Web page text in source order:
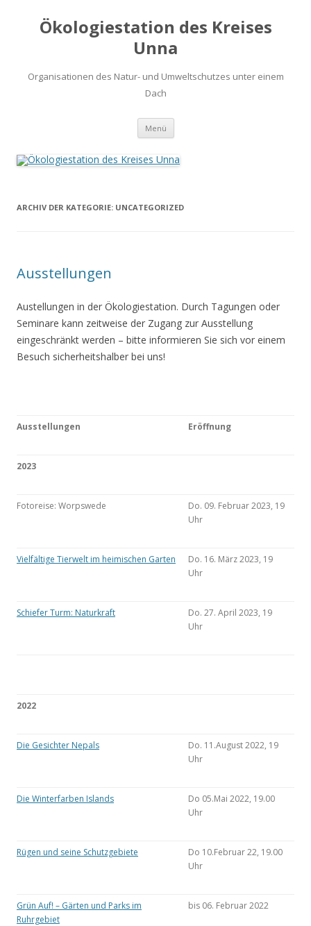
Ökologiestation des Kreises
Unna
Organisationen des Natur- und Umweltschutzes unter einem
Dach
Menü Zum
springen
ARCHIV DER KATEGORIE: UNCATEGORIZED
Ausstellungen
Austellungen in der Ökologiestation. Durch Tagungen oder
Seminare kann zeitweise der Zugang zur Ausstellung
eingeschränkt werden – bitte informieren Sie sich vor einem
Besuch sicherheitshalber bei uns!
Ausstellungen Eröffnung
2023
Fotoreise: Worpswede
Do. 09. Februar 2023, 19
Uhr
Vielfältige Tierwelt im heimischen Garten
Do. 16. März 2023, 19
Uhr
Schiefer Turm: Naturkraft
Do. 27. April 2023, 19
Uhr
2022
Die Gesichter Nepals
Do. 11.August 2022, 19
Uhr
Die Winterfarben Islands
Do 05.Mai 2022, 19.00
Uhr
Rügen und seine Schutzgebiete
Do 10.Februar 22, 19.00
Uhr
Grün Auf! – Gärten und Parks im
Ruhrgebiet
bis 06. Februar 2022